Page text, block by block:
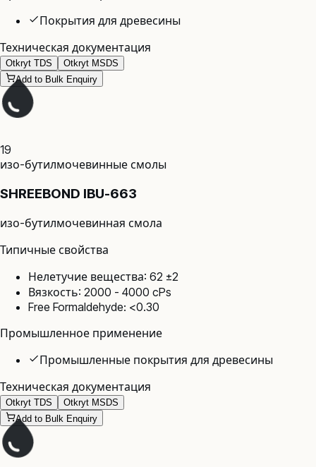
Покрытия для древесины
Техническая документация
Otkryt TDS
Otkryt MSDS
Add to Bulk Enquiry
19
изо-бутилмочевинные смолы
SHREEBOND IBU-663
изо-бутилмочевинная смола
Типичные свойства
Нелетучие вещества: 62 ±2
Вязкость: 2000 - 4000 cPs
Free Formaldehyde: <0.30
Промышленное применение
Промышленные покрытия для древесины
Техническая документация
Otkryt TDS
Otkryt MSDS
Add to Bulk Enquiry